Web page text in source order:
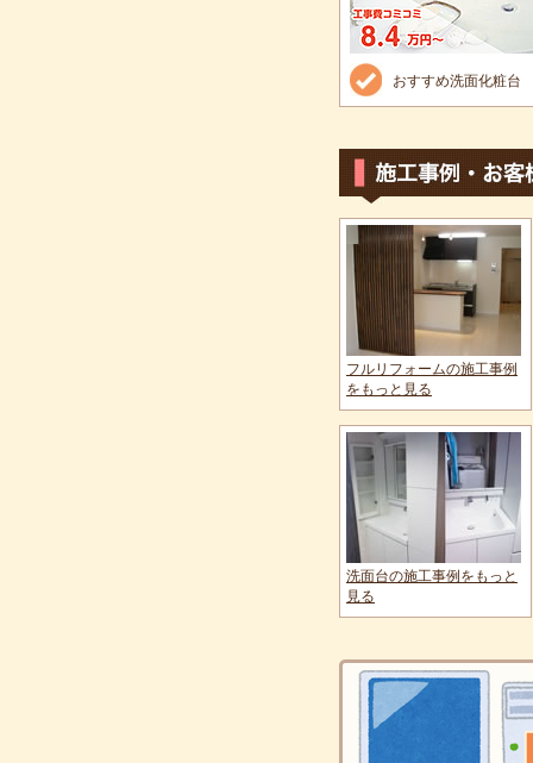
おすすめ洗面化粧台
フルリフォームの施工事例
をもっと見る
洗面台の施工事例をもっと
見る